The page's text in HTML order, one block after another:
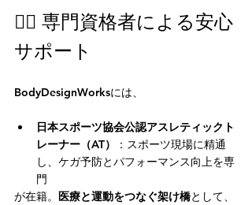
👨‍⚕️ 専門資格者による安心
サポート
BodyDesignWorksには、
日本スポーツ協会公認アスレティックト
レーナー（AT）
：スポーツ現場に精通
し、ケガ予防とパフォーマンス向上を専
門
が在籍。 医療と運動をつなぐ架け橋として、